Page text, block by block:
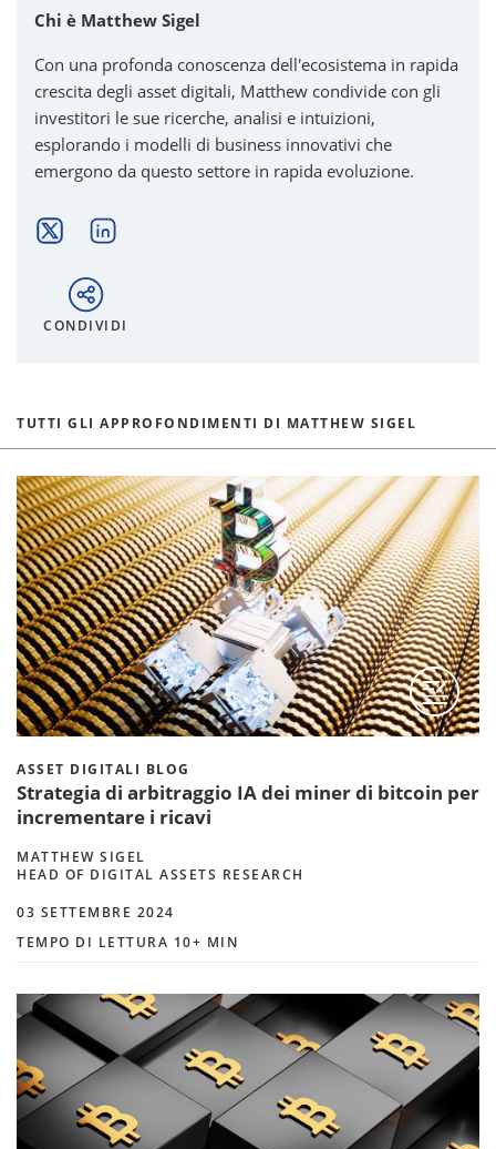
Chi è Matthew Sigel
Con una profonda conoscenza dell'ecosistema in rapida
crescita degli asset digitali, Matthew condivide con gli
investitori le sue ricerche, analisi e intuizioni,
esplorando i modelli di business innovativi che
emergono da questo settore in rapida evoluzione.
CONDIVIDI
TUTTI GLI APPROFONDIMENTI DI MATTHEW SIGEL
ASSET DIGITALI BLOG
Strategia di arbitraggio IA dei miner di bitcoin per
incrementare i ricavi
MATTHEW SIGEL
HEAD OF DIGITAL ASSETS RESEARCH
03 SETTEMBRE 2024
TEMPO DI LETTURA 10+ MIN